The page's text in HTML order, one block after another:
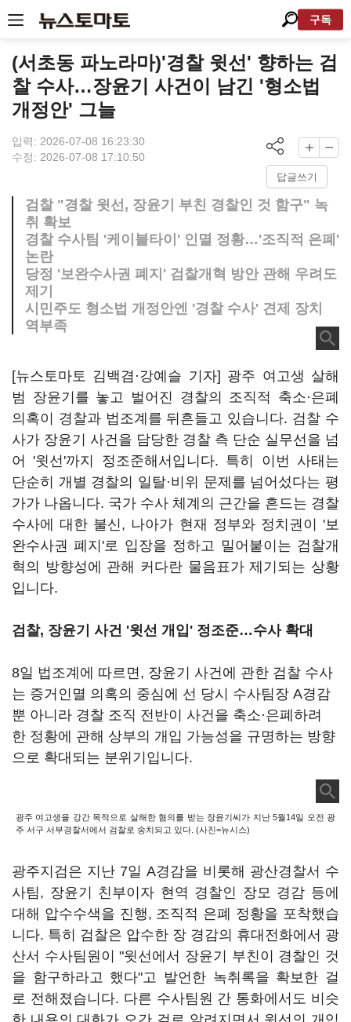
구독
(서초동 파노라마)'경찰 윗선' 향하는 검
찰 수사…장윤기 사건이 남긴 '형소법
개정안' 그늘
입력: 2026-07-08 16:23:30
수정: 2026-07-08 17:10:50
답글쓰기
검찰 "경찰 윗선, 장윤기 부친 경찰인 것 함구" 녹
취 확보
경찰 수사팀 '케이블타이' 인멸 정황…'조직적 은폐'
논란
당정 '보완수사권 폐지' 검찰개혁 방안 관해 우려도
제기
시민주도 형소법 개정안엔 '경찰 수사' 견제 장치
역부족
[뉴스토마토 김백겸·강예슬 기자] 광주 여고생 살해
범 장윤기를 놓고 벌어진 경찰의 조직적 축소·은폐
의혹이 경찰과 법조계를 뒤흔들고 있습니다. 검찰 수
사가 장윤기 사건을 담당한 경찰 측 단순 실무선을 넘
어 '윗선'까지 정조준해서입니다. 특히 이번 사태는
단순히 개별 경찰의 일탈·비위 문제를 넘어섰다는 평
가가 나옵니다. 국가 수사 체계의 근간을 흔드는 경찰
수사에 대한 불신, 나아가 현재 정부와 정치권이 '보
완수사권 폐지'로 입장을 정하고 밀어붙이는 검찰개
혁의 방향성에 관해 커다란 물음표가 제기되는 상황
입니다.
검찰, 장윤기 사건 '윗선 개입' 정조준…수사 확대
8일 법조계에 따르면, 장윤기 사건에 관한 검찰 수사
는 증거인멸 의혹의 중심에 선 당시 수사팀장 A경감
뿐 아니라 경찰 조직 전반이 사건을 축소·은폐하려
한 정황에 관해 상부의 개입 가능성을 규명하는 방향
으로 확대되는 분위기입니다.
광주 여고생을 강간 목적으로 살해한 혐의를 받는 장윤기씨가 지난 5월14일 오전 광
주 서구 서부경찰서에서 검찰로 송치되고 있다. (사진=뉴시스)
광주지검은 지난 7일 A경감을 비롯해 광산경찰서 수
사팀, 장윤기 친부이자 현역 경찰인 장모 경감 등에
대해 압수수색을 진행, 조직적 은폐 정황을 포착했습
니다. 특히 검찰은 압수한 장 경감의 휴대전화에서 광
산서 수사팀원이 "윗선에서 장윤기 부친이 경찰인 것
을 함구하라고 했다"고 발언한 녹취록을 확보한 걸
로 전해졌습니다. 다른 수사팀원 간 통화에서도 비슷